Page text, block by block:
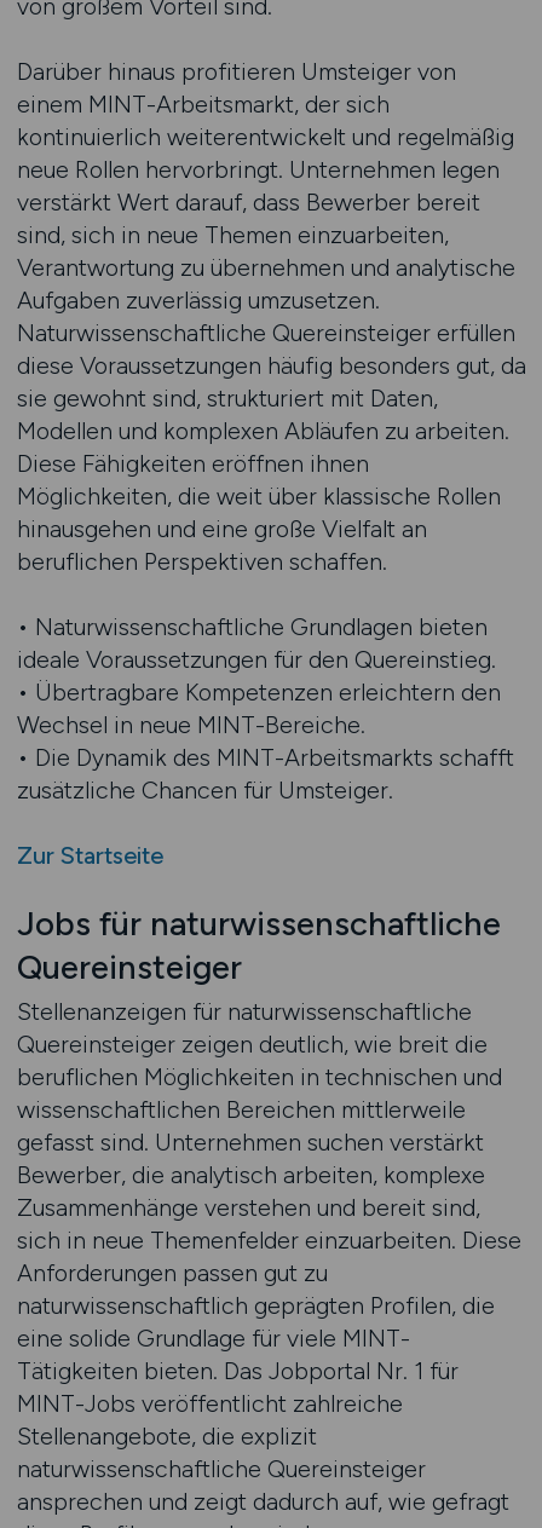
von großem Vorteil sind.
Darüber hinaus profitieren Umsteiger von
einem MINT-Arbeitsmarkt, der sich
kontinuierlich weiterentwickelt und regelmäßig
neue Rollen hervorbringt. Unternehmen legen
verstärkt Wert darauf, dass Bewerber bereit
sind, sich in neue Themen einzuarbeiten,
Verantwortung zu übernehmen und analytische
Aufgaben zuverlässig umzusetzen.
Naturwissenschaftliche Quereinsteiger erfüllen
diese Voraussetzungen häufig besonders gut, da
sie gewohnt sind, strukturiert mit Daten,
Modellen und komplexen Abläufen zu arbeiten.
Diese Fähigkeiten eröffnen ihnen
Möglichkeiten, die weit über klassische Rollen
hinausgehen und eine große Vielfalt an
beruflichen Perspektiven schaffen.
• Naturwissenschaftliche Grundlagen bieten
ideale Voraussetzungen für den Quereinstieg.
• Übertragbare Kompetenzen erleichtern den
Wechsel in neue MINT-Bereiche.
• Die Dynamik des MINT-Arbeitsmarkts schafft
zusätzliche Chancen für Umsteiger.
Zur Startseite
Jobs für naturwissenschaftliche
Quereinsteiger
Stellenanzeigen für naturwissenschaftliche
Quereinsteiger zeigen deutlich, wie breit die
beruflichen Möglichkeiten in technischen und
wissenschaftlichen Bereichen mittlerweile
gefasst sind. Unternehmen suchen verstärkt
Bewerber, die analytisch arbeiten, komplexe
Zusammenhänge verstehen und bereit sind,
sich in neue Themenfelder einzuarbeiten. Diese
Anforderungen passen gut zu
naturwissenschaftlich geprägten Profilen, die
eine solide Grundlage für viele MINT-
Tätigkeiten bieten. Das Jobportal Nr. 1 für
MINT-Jobs veröffentlicht zahlreiche
Stellenangebote, die explizit
naturwissenschaftliche Quereinsteiger
ansprechen und zeigt dadurch auf, wie gefragt